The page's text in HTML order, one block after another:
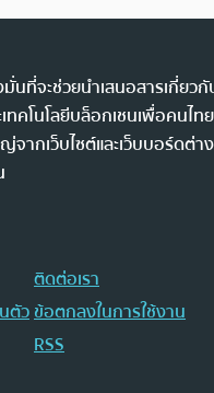
นที่จะช่วยนำเสนอสารเกี่ยวกั
คโนโลยีบล็อกเชนเพื่อคนไท
ากเว็บไซต์และเว็บบอร์ดต่า
ติดต่อเรา
ตัวข้อตกลงในการใช้งาน
RSS